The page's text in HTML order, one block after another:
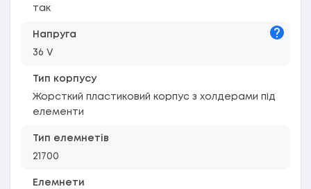
так
Напруга
36 V
Тип корпусу
Жорсткий пластиковий корпус з холдерами під
елементи
Тип елемнетів
21700
Елемнети